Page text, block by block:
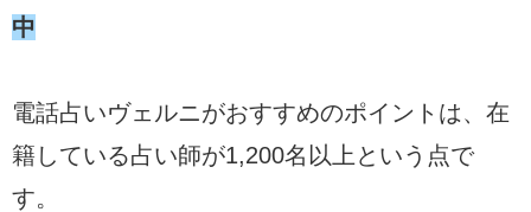
中
電話占いヴェルニがおすすめのポイントは、在
籍している占い師が1,200名以上という点で
す。